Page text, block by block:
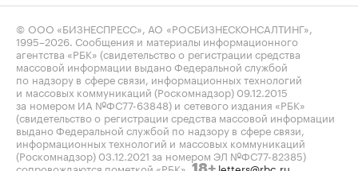
© ООО «БИЗНЕСПРЕСС», АО «РОСБИЗНЕСКОНСАЛТИНГ»,
1995–2026 . Сообщения и материалы информационного
агентства «РБК» (свидетельство о регистрации средства
массовой информации выдано Федеральной службой
по надзору в сфере связи, информационных технологий
и массовых коммуникаций (Роскомнадзор) 09.12.2015
за номером ИА №ФС77-63848) и сетевого издания «РБК»
(свидетельство о регистрации средства массовой информации
выдано Федеральной службой по надзору в сфере связи,
информационных технологий и массовых коммуникаций
(Роскомнадзор) 03.12.2021 за номером ЭЛ №ФС77-82385)
сопровождаются пометкой «РБК».
letters@rbc.ru